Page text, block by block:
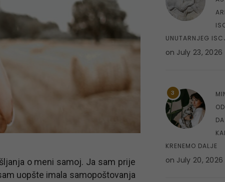
o meni samoj. Ja sam prije
uopšte imala samopoštovanja
UNUTARNJEG
on July 23, 2026
3
KRENEMO DALJE
on July 20, 2026